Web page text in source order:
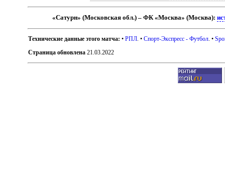
«Сатурн» (Московская обл.) – ФК «Москва» (Москва):
Технические данные этого матча: •РПЛ . •Спорт-Экспресс - Футбол . •
Страница обновлена 21.03.2022